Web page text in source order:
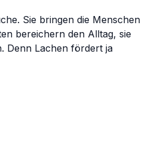
Sie bringen die Menschen
bereichern den Alltag, sie
Denn Lachen fördert ja